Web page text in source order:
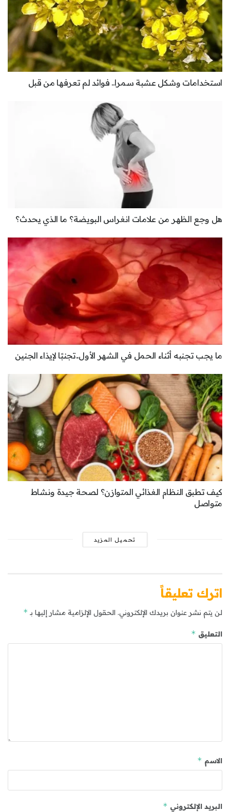
استخدامات وشكل عشبة سمرا.. فوائد لم تعرفها من قبل
هل وجع الظهر من علامات انغراس البويضة؟ ما الذي يحدث؟
ما يجب تجنبه أثناء الحمل في الشهر الأول..تجنبًا لإيذاء الجنين
كيف تطبق النظام الغذائي المتوازن؟ لصحة جيدة ونشاط
متواصل
تحميل المزيد
اترك تعليقاً
لن يتم نشر عنوان بريدك الإلكتروني. الحقول الإلزامية مشار إليها بـ *
التعليق *
الاسم *
البريد الإلكتروني *